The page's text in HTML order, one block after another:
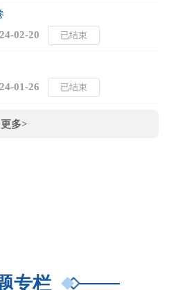
02-20 已结束
01-26 已结束
更多>
专栏